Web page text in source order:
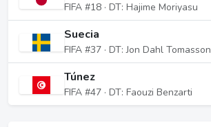
FIFA #18 · DT: Hajime Moriyasu
Suecia
FIFA #37 · DT: Jon Dahl Tomasson
Túnez
FIFA #47 · DT: Faouzi Benzarti